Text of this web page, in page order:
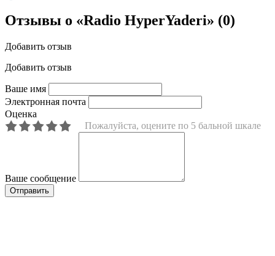
Отзывы о «Radio HyperYaderi» (0)
Добавить отзыв
Добавить отзыв
Ваше имя
Электронная почта
Оценка
Пожалуйста, оцените по 5 бальной шкале
Ваше сообщение